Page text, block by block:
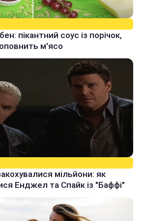
пікантний соус із порічок,
м'ясо
мільйони: як
Енджел та Спайк із "Баффі"